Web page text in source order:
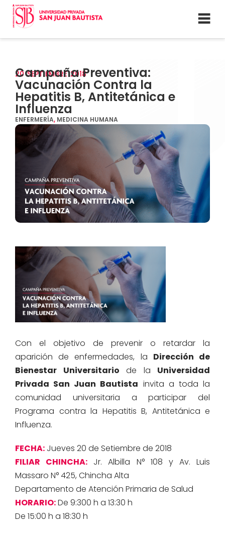
20 SEPTIEMBRE 2018
Campaña Preventiva:
Vacunación Contra la
Hepatitis B, Antitetánica e
Influenza
ENFERMERÍA, MEDICINA HUMANA
Con el objetivo de prevenir o retardar la
aparición de enfermedades, la Dirección de
Bienestar Universitario de la Universidad
Privada San Juan Bautista invita a toda la
comunidad universitaria a participar del
Programa contra la Hepatitis B, Antitetánica e
Influenza.
FECHA: Jueves 20 de Setiembre de 2018
FILIAR CHINCHA: Jr. Albilla N° 108 y Av. Luis
Massaro N° 425, Chincha Alta
Departamento de Atención Primaria de Salud
HORARIO:De 9:300 h a 13:30 h
De 15:00 h a 18:30 h